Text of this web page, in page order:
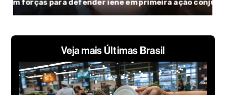
Veja mais Últimas Brasil